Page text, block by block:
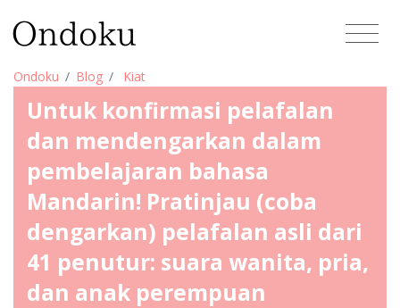
Ondoku Blog Kiat
Untuk konfirmasi pelafalan
dan mendengarkan dalam
pembelajaran bahasa
Mandarin! Pratinjau (coba
dengarkan) pelafalan asli dari
41 penutur: suara wanita, pria,
dan anak perempuan